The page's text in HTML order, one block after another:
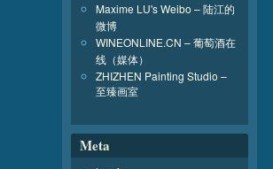
Maxime LU's Weibo – 陆江的
微博
WINEONLINE.CN – 葡萄酒在
线（媒体）
ZHIZHEN Painting Studio –
至臻画室
Meta